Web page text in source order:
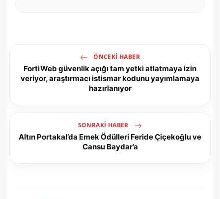
ÖNCEKI HABER
FortiWeb güvenlik açığı tam yetki atlatmaya izin
veriyor, araştırmacı istismar kodunu yayımlamaya
hazırlanıyor
SONRAKI HABER
Altın Portakal’da Emek Ödülleri Feride Çiçekoğlu ve
Cansu Baydar’a